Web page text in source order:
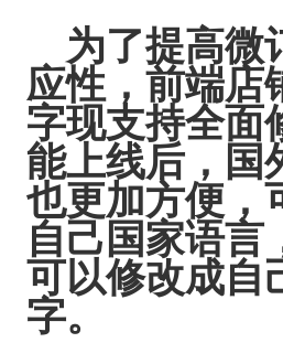
为了提高微
应性，前端店
字现支持全面
能上线后，国
也更加方便，
自己国家语言
可以修改成自
字。